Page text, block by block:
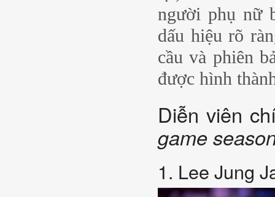
người phụ nữ
dấu hiệu rõ
cầu và phiên
được hình
Diễn viên
game
1. Lee Jung